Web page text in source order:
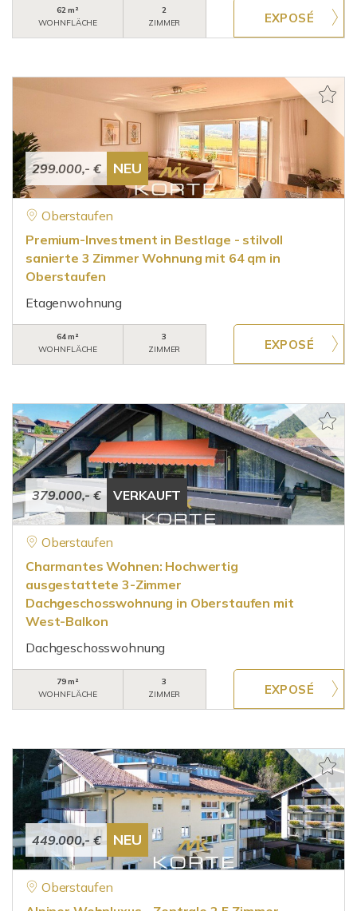
62 m²
WOHNFLÄCHE
2
ZIMMER
299.000,- € NEU
Oberstaufen
Premium-Investment in Bestlage - stilvoll
sanierte 3 Zimmer Wohnung mit 64 qm in
Oberstaufen
Etagenwohnung
64 m²
WOHNFLÄCHE
3
ZIMMER
379.000,- € VERKAUFT
Oberstaufen
Charmantes Wohnen: Hochwertig
ausgestattete 3-Zimmer
Dachgeschosswohnung in Oberstaufen mit
West-Balkon
Dachgeschosswohnung
79 m²
WOHNFLÄCHE
3
ZIMMER
449.000,- € NEU
Oberstaufen